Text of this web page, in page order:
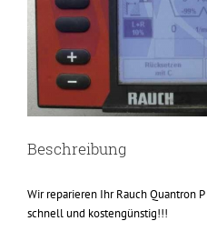
Beschreibung
Wir reparieren Ihr Rauch Quantron
schnell und kostengünstig!!!